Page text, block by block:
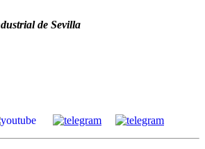
de Sevilla